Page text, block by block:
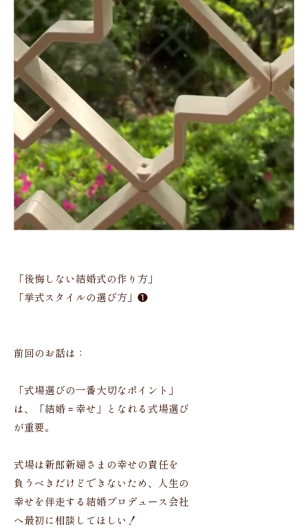
「後悔しない結婚式の作り方」
「挙式スタイルの選び方」❶
前回のお話は：
「式場選びの一番大切なポイント」
は、「結婚 = 幸せ」となれる式場選び
が重要。
式場は新郎新婦さまの幸せの責任を
負うべきだけどできないため、人生の
幸せを伴走する結婚プロデュース会社
へ最初に相談してほしい！